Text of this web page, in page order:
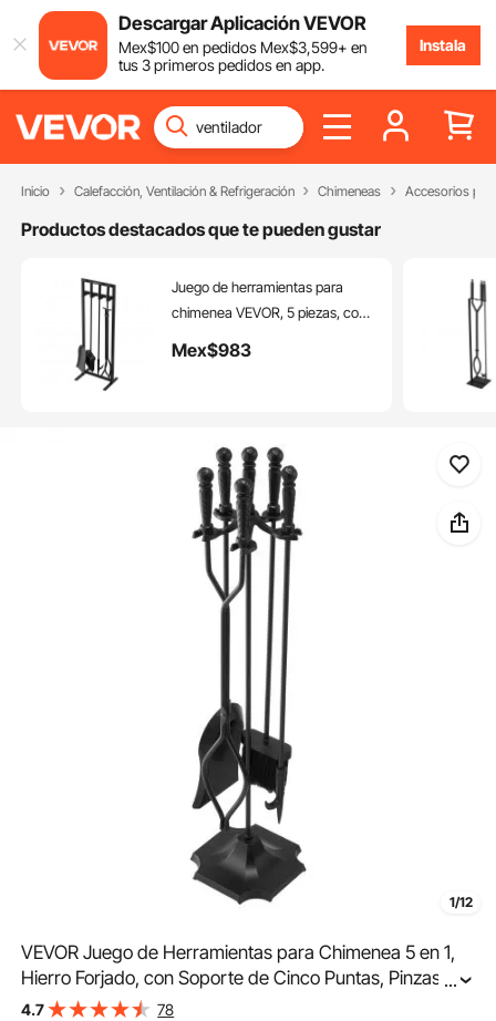
Descargar Aplicación VEVOR
Mex$100en pedidos Mex$3,599+ en
tus 3 primeros pedidos en app.
Instala
Inicio Calefacción, Ventilación & Refrigeración Chimeneas Accesorios
Productos destacados que te pueden gustar
Juego de herramientas para
chimenea VEVOR, 5 piezas, con
para cenizas, cepillo, atizador.
negro.
Mex$983
1/12
VEVOR Juego de Herramientas para Chimenea 5 en 1,
Hierro Forjado, con Soporte de Cinco Puntas, Pinzas,
Pala para Cenizas, Cepillo y Atizador, para Interior y
...
4.7 78